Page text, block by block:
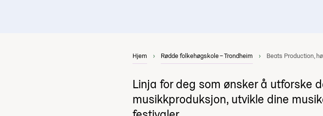
Hjem Rødde folkehøgskole – Trondheim Beats Production,
Linja for deg som ønsker å utforske
musikkproduksjon, utvikle dine